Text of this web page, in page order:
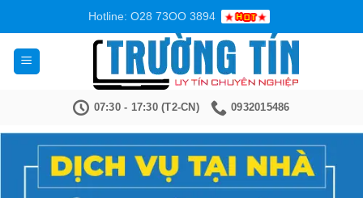
nội
dung
Hotline: O28 73OO 3894
07:30 - 17:30 (T2-CN) 0932015486